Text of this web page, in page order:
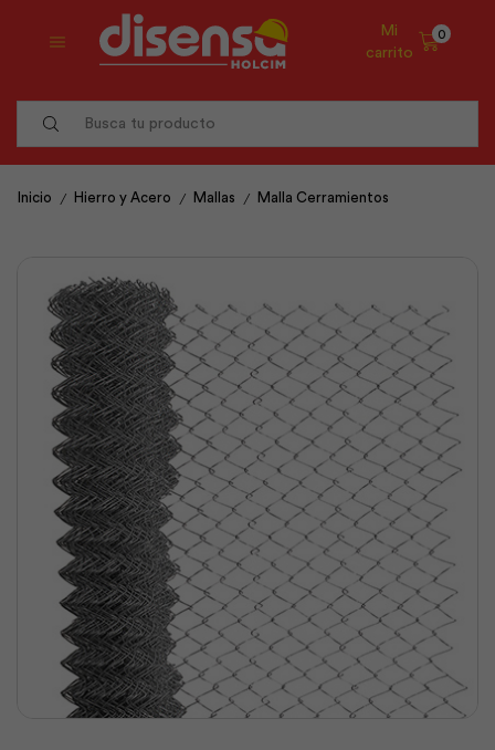
Mi
carrito
0
Inicio / Hierro y Acero / Mallas / Malla Cerramientos